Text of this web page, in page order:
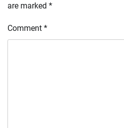
are marked *
Comment *